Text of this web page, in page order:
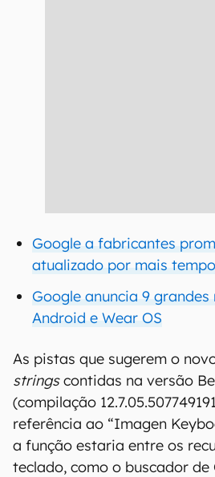
Google a fabricantes
atualizado por mais tempo
Google anuncia 9
Android e Wear OS
As pistas que sugerem o
stringscontidas na versão
(compilação
referência ao “Imagen
a função estaria entre os
teclado, como o buscador